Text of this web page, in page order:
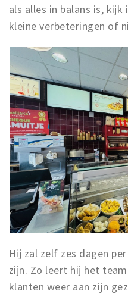
als alles in balans is,
kleine verbeteringen of
Hij zal zelf zes dagen
zijn. Zo leert hij het
klanten weer aan zijn